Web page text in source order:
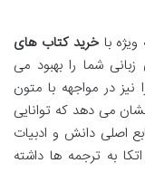
باخرید کتاب های
شما را بهبود می
در مواجهه با متون
می دهد که توانایی
اصلی دانش و ادبیات
به ترجمه ها داشته